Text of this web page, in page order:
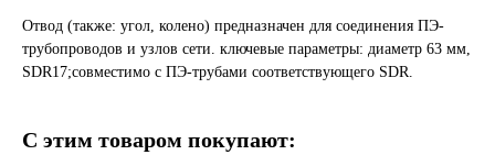
Отвод (также: угол, колено) предназначен для соединения ПЭ-
трубопроводов и узлов сети. ключевые параметры: диаметр 63 мм,
SDR17;совместимо с ПЭ-трубами соответствующего SDR.
С этим товаром покупают: